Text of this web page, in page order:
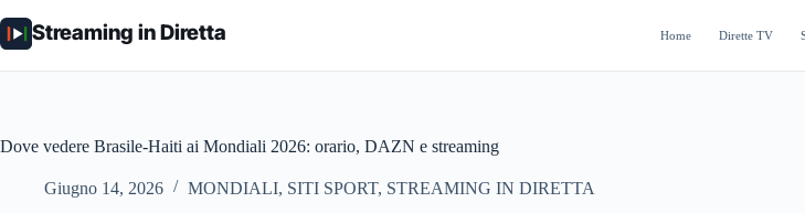
al
contenuto
Streaming in Diretta Home Dirette TV
Dove vedere Brasile-Haiti ai Mondiali 2026: orario, DAZN e streaming
Giugno 14, 2026 MONDIALI, SITI SPORT, STREAMING IN DIRETTA